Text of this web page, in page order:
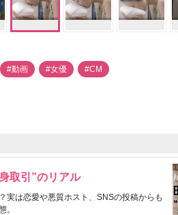
#動画 #女優 #CM
取引”のリアル
実は恋愛や悪質ホスト、SNSの投稿からも
。